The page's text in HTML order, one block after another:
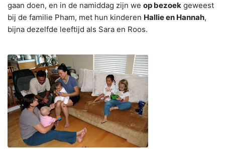
gaan doen, en in de namiddag zijn we op bezoek geweest
bij de familie Pham, met hun kinderen Hallie en Hannah,
bijna dezelfde leeftijd als Sara en Roos.